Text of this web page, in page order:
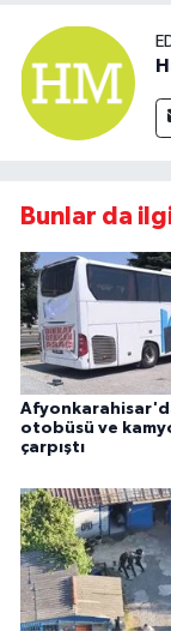
Bunlar da
otobüsü ve
çarpıştı